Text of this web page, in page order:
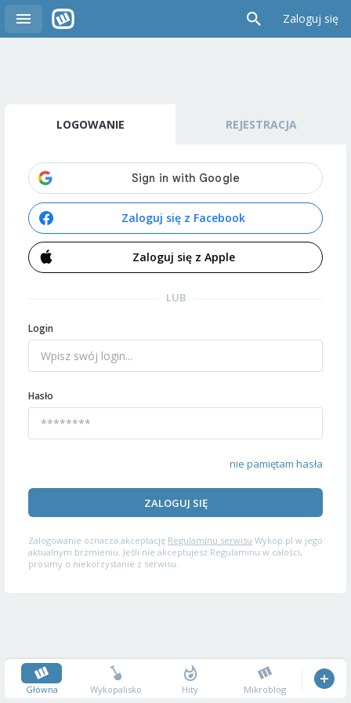
Zaloguj się
LOGOWANIE REJESTRACJA
Zaloguj się z Facebook
Zaloguj się z Apple
LUB
Login
Hasło
nie pamiętam hasła
ZALOGUJ SIĘ
Zalogowanie oznacza akceptację Regulaminu serwisu Wykop.pl w jego
aktualnym brzmieniu. Jeśli nie akceptujesz Regulaminu w całości,
prosimy o niekorzystanie z serwisu.
Główna Wykopalisko Hity Mikroblog